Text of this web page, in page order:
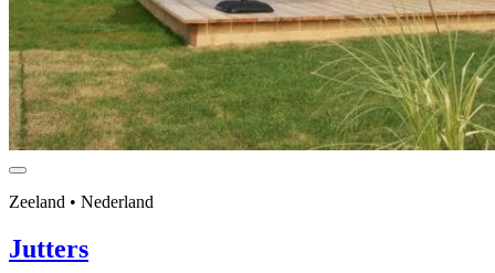
Zeeland • Nederland
Jutters